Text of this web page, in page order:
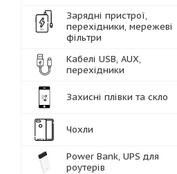
Зарядні пристрої,
перехідники, мережеві
фільтри
Кабелі USB, AUX,
перехідники
Захисні плівки та скло
Чохли
Power Bank, UPS для
роутерів